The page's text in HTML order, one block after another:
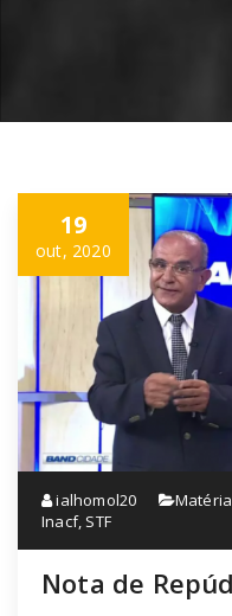
19
out, 2020
ialhomol20
Inacf, STF
Nota de